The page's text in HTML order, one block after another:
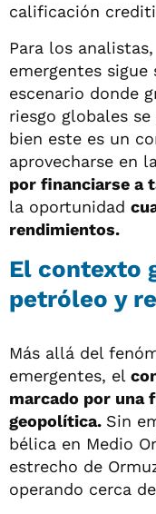
calificación
Para los
emergentes
escenario donde
riesgo globales
bien este es un
aprovecharse en
por financiarse a
la oportunidad
rendimientos.
El contexto
petróleo y
Más allá del
emergentes, el
marcado por una
geopolítica. Sin
bélica en Medio
estrecho de
operando cerca